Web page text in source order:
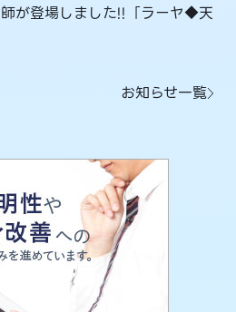
が登場しました!!「ラーヤ◆天
お知らせ一覧